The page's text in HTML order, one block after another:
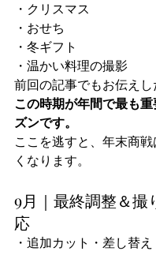
・クリスマス
・おせち
・冬ギフト
・温かい料理の撮影
前回の記事でもお伝えし
この時期が年間で最も
ズンです。
ここを逃すと、年末商
くなります。
9月｜最終調整＆撮
応
・追加カット・差し替